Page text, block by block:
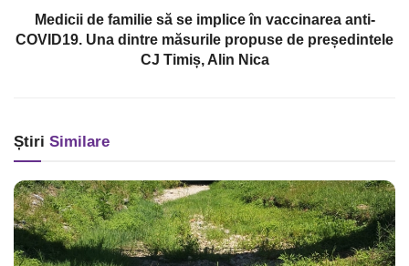
Medicii de familie să se implice în vaccinarea anti-
COVID19. Una dintre măsurile propuse de președintele
CJ Timiș, Alin Nica
Știri Similare